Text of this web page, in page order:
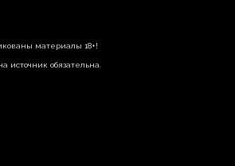
материалы 18+!
источник обязательна.